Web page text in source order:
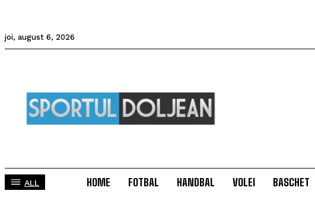
joi, august 6, 2026
ALL HOME FOTBAL HANDBAL VOLEI BASCHET